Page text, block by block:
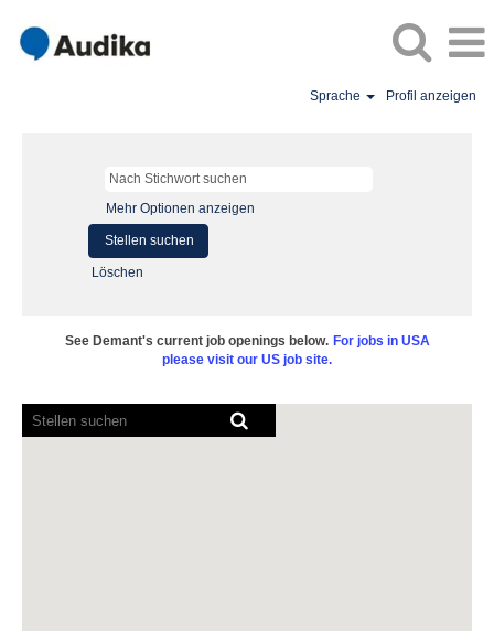
Sprache Profil anzeigen
Mehr Optionen anzeigen
Löschen
See Demant's current job openings below. For jobs in USA
please visit our US job site.
Bildschirmausleseprogramme
können